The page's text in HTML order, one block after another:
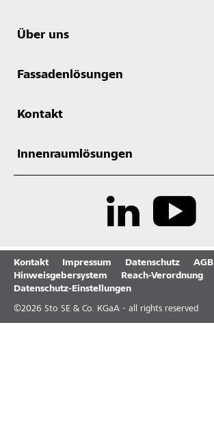
Über uns
Fassadenlösungen
Kontakt
Innenraumlösungen
Kontakt Impressum Datenschutz
AGB
Hinweisgebersystem
Reach-Verordnung
Datenschutz-Einstellungen
©2026 Sto SE & Co. KGaA - all rights reserved